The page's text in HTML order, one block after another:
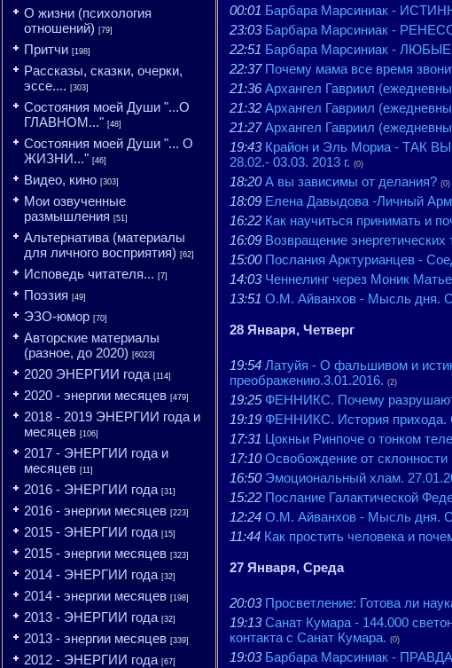
О жизни (психология
отношений) [79]
Притчи [198]
Рассказы, сказки, очерки,
эссе.... [303]
Состояния моей Души "...О
ГЛАВНОМ..." [48]
Состояния моей Души "... О
ЖИЗНИ..." [46]
Видео, кино [303]
Мои озвученные
размышления [51]
Альтернатива (материалы
для личного восприятия) [62]
Исповедь читателя... [7]
Поэзия [49]
ЭЗО-юмор [70]
Авторские материалы
(разное, до 2020) [6023]
2020 ЭНЕРГИИ года [114]
2020 - энергии месяцев [479]
2018 - 2019 ЭНЕРГИИ года и
месяцев [106]
2017 - ЭНЕРГИИ года и
месяцев [11]
2016 - ЭНЕРГИИ года [31]
2016 - энергии месяцев [223]
2015 - ЭНЕРГИИ года [15]
2015 - энергии месяцев [323]
2014 - ЭНЕРГИИ года [32]
2014 - энергии месяцев [198]
2013 - ЭНЕРГИИ года [32]
2013 - энергии месяцев [339]
2012 - ЭНЕРГИИ года [67]
00:01 Барбара Марсиниак -
23:03 Барбара Марсиниак -
22:51 Барбара Марсиниак -
22:37 Почему мама все время
21:36 Архангел Гавриил
21:32 Архангел Гавриил
21:27 Архангел Гавриил
19:43 Крайон и Эль Мориа - ТАК ВЫ
28.02.- 03.03. 2013 г. (0)
18:20 А вы зависимы от делания? (0)
18:09 Елена Давыдова -Личный
16:22 Как научиться принимать и
16:09 Возвращение энергетических
15:00 Послания Арктурианцев -
14:03 Ченнелинг через Моник
13:51 О.М. Айванхов - Мысль дня.
28 Января, Четверг
19:54 Латуйя - О фальшивом и
преображению.3.01.2016. (2)
19:25 ФЕННИКС. Почему
19:19 ФЕННИКС. История прихода.
17:31 Цокньи Ринпоче о тонком
17:10 Освобождение от склонности
16:50 Эмоциональный хлам.
15:22 Послание Галактической
12:24 О.М. Айванхов - Мысль дня.
11:44 Как простить человека и
27 Января, Среда
20:03 Просветление: Готова ли
19:13 Санат Кумара - 144.000
контакта с Санат Кумара. (0)
19:03 Барбара Марсиниак -